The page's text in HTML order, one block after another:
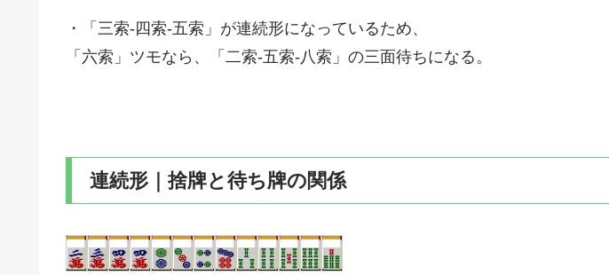
・「三索-四索-五索」が連続形になっているため、
「六索」ツモなら、「二索-五索-八索」の三面待ちになる。
連続形｜捨牌と待ち牌の関係